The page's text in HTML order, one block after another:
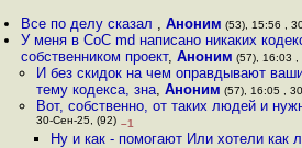
Все по делу сказал ,Аноним (53), 15:56 ,
У меня в CoC md написано никаких
собственником проект,Аноним (57), 16:03 ,
И без скидок на чем оправдывают
тему кодекса, зна, Аноним (57), 16:05 ,
Вот, собственно, от таких людей и
30-Сен-25, (92) –1
Ну и как - помогают Или хотели как